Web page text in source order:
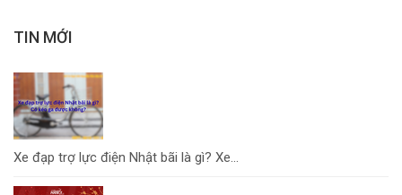
TIN MỚI
Xe đạp trợ lực điện Nhật bãi là gì? Xe...